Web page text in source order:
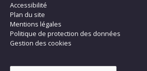
Accessibilité
Plan du site
Mentions légales
Politique de protection des données
Gestion des cookies